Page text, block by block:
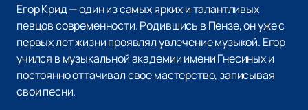
Егор Крид — один из самых ярких и талантливых
певцов современности. Родившись в Пензе, он уже с
первых лет жизни проявлял увлечение музыкой. Егор
учился в музыкальной академии имени Гнесиных и
постоянно оттачивал свое мастерство, записывая
свои песни.